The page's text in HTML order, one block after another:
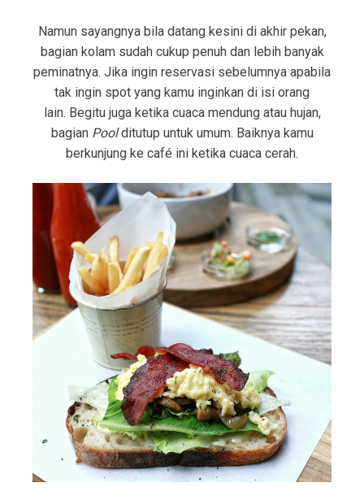
Namun sayangnya bila datang kesini di akhir pekan,
bagian kolam sudah cukup penuh dan lebih banyak
peminatnya. Jika ingin reservasi sebelumnya apabila
tak ingin spot yang kamu inginkan di isi orang
lain. Begitu juga ketika cuaca mendung atau hujan,
bagian Poolditutup untuk umum. Baiknya kamu
berkunjung ke café ini ketika cuaca cerah.